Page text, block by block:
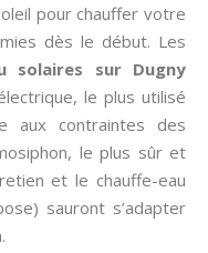
pour chauffer votre
dès le début. Les
solaires sur Dugny
le plus utilisé
aux contraintes des
le plus sûr et
et le chauffe-eau
sauront s’adapter